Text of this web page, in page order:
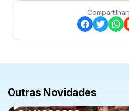
Compartilhar:
Outras Novidades